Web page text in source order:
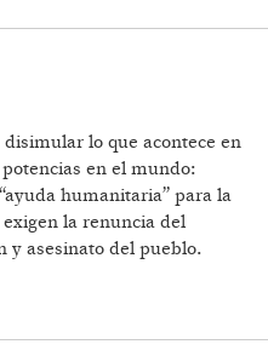
lo que acontece en
en el mundo:
humanitaria” para la
la renuncia del
y asesinato del pueblo.